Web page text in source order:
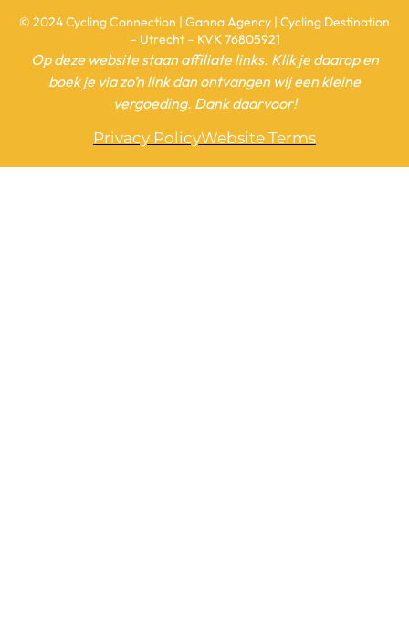
© 2024 Cycling Connection | Ganna Agency | Cycling Destination
– Utrecht – KVK 76805921
Op deze website staan affiliate links. Klik je daarop en
boek je via zo’n link dan ontvangen wij een kleine
vergoeding. Dank daarvoor!
Privacy PolicyWebsite Terms